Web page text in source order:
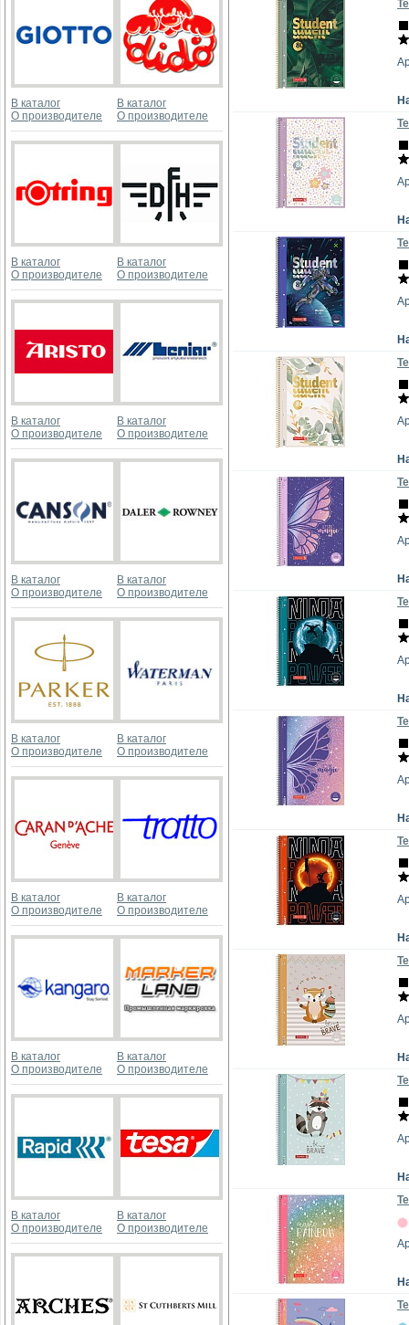
В каталог
О производителе
В каталог
О производителе
В каталог
О производителе
В каталог
О производителе
В каталог
О производителе
В каталог
О производителе
В каталог
О производителе
В каталог
О производителе
В каталог
О производителе
В каталог
О производителе
В каталог
О производителе
В каталог
О производителе
В каталог
О производителе
В каталог
О производителе
В каталог
О производителе
В каталог
О производителе